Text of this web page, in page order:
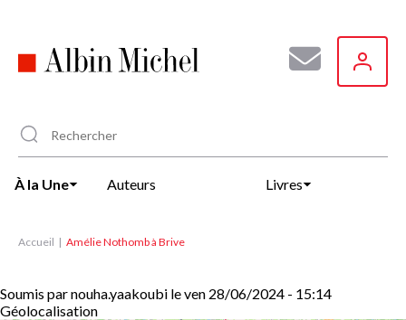
principal
À la Une Auteurs Livres
Accueil Amélie Nothomb à Brive
Soumis parnouha.yaakoubi leven 28/06/2024 - 15:14
Géolocalisation